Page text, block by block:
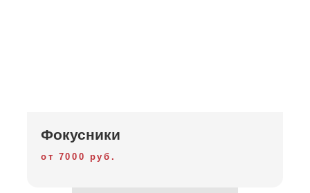
Фокусники
от 7000 руб.